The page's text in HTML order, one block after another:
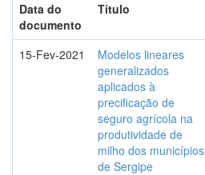
Data do
documento
Título
15-Fev-2021
Modelos lineares
generalizados
aplicados à
precificação de
seguro agrícola na
produtividade de
milho dos municípios
de Sergipe